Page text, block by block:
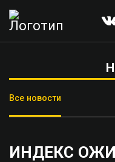
Все новости
ИНДЕКС